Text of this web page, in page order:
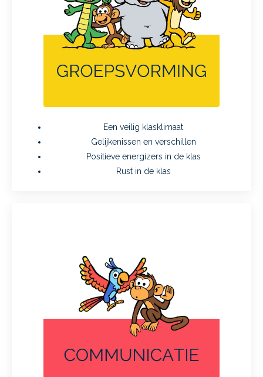
Een veilig klasklimaat
Gelijkenissen en verschillen
Positieve energizers in de klas
Rust in de klas